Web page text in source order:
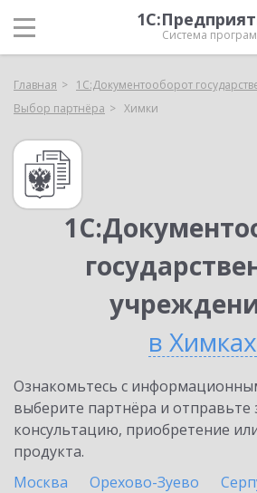
Система
Главная
1С:Документооборот
Выбор партнёра
Химки
в Химках
Ознакомьтесь с
выберите партнёра и отправьте
консультацию, приобретение
продукта.
Москва
Орехово-Зуево